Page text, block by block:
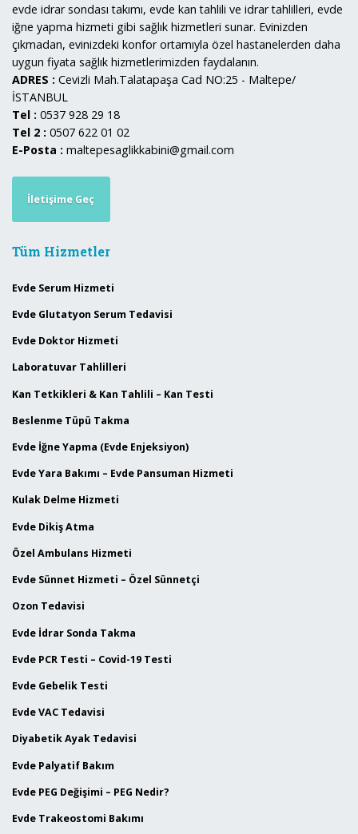
evde idrar sondası takımı, evde kan tahlili ve idrar tahlilleri, evde
iğne yapma hizmeti gibi sağlık hizmetleri sunar. Evinizden
çıkmadan, evinizdeki konfor ortamıyla özel hastanelerden daha
uygun fiyata sağlık hizmetlerimizden faydalanın.
ADRES : Cevizli Mah.Talatapaşa Cad NO:25 - Maltepe/
İSTANBUL
Tel : 0537 928 29 18
Tel 2 : 0507 622 01 02
E-Posta : maltepesaglikkabini@gmail.com
İletişime Geç
Tüm Hizmetler
Evde Serum Hizmeti
Evde Glutatyon Serum Tedavisi
Evde Doktor Hizmeti
Laboratuvar Tahlilleri
Kan Tetkikleri & Kan Tahlili – Kan Testi
Beslenme Tüpü Takma
Evde İğne Yapma (Evde Enjeksiyon)
Evde Yara Bakımı – Evde Pansuman Hizmeti
Kulak Delme Hizmeti
Evde Dikiş Atma
Özel Ambulans Hizmeti
Evde Sünnet Hizmeti – Özel Sünnetçi
Ozon Tedavisi
Evde İdrar Sonda Takma
Evde PCR Testi – Covid-19 Testi
Evde Gebelik Testi
Evde VAC Tedavisi
Diyabetik Ayak Tedavisi
Evde Palyatif Bakım
Evde PEG Değişimi – PEG Nedir?
Evde Trakeostomi Bakımı